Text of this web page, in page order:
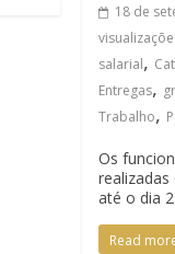
18 de
salarial,
Entregas,
Trabalho,
Os
até o dia
Read